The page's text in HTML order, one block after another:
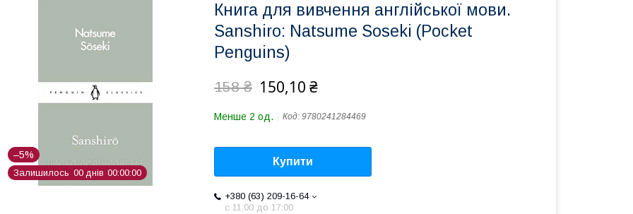
–5%
Залишилось 00 днів 00 00 00
Книга для вивчення англійської мови.
Sanshiro: Natsume Soseki (Pocket
Penguins)
158 ₴ 150,10 ₴
Менше 2 од. Код: 9780241284469
Купити
+380 (63) 209-16-64
с 11:00 до 17:00